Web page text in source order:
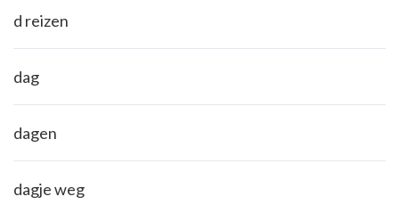
d reizen
dag
dagen
dagje weg